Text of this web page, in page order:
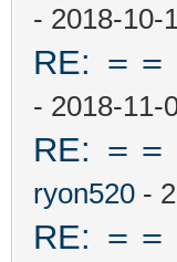
- 2018-10-
RE: ＝
- 2018-11-
RE: ＝
ryon520 -
RE: ＝